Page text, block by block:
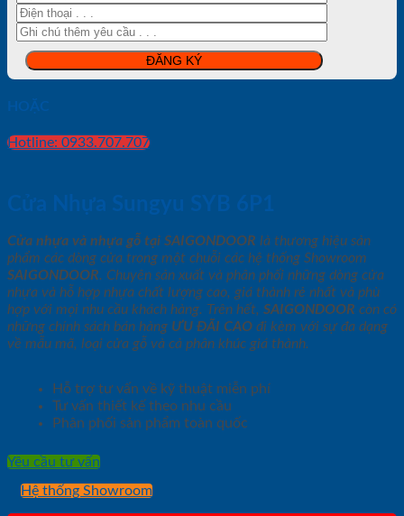
HOẶC
Hotline: 0933.707.707
Cửa Nhựa Sungyu SYB 6P1
Cửa nhựa và nhựa gỗ tại SAIGONDOOR là thương hiệu sản
phẩm các dòng cửa trong một chuỗi các hệ thống Showroom
SAIGONDOOR. Chuyên sản xuất và phân phối những dòng cửa
nhựa và hỗ hợp nhựa chất lượng cao, giá thành rẻ nhất và phù
hợp với mọi nhu cầu khách hàng. Trên hết, SAIGONDOOR còn có
những chính sách bán hàng ƯU ĐÃI CAO đi kèm với sự đa dạng
về mẫu mã, loại cửa gỗ và cả phân khúc giá thành.
Hỗ trợ tư vấn về kỹ thuật miễn phí
Tư vấn thiết kế theo nhu cầu
Phân phối sản phẩm toàn quốc
Yêu cầu tư vấn
Hệ thống Showroom